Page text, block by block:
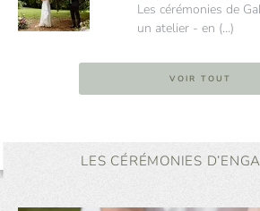
Les cérémonies de
un atelier - en (…)
VOIR TOUT
LES CÉRÉMONIES